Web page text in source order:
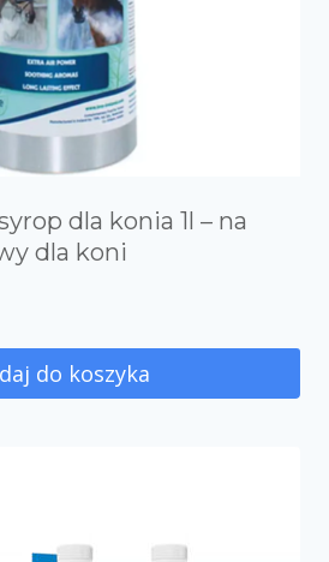
dla konia 1l – na
dla koni
do koszyka